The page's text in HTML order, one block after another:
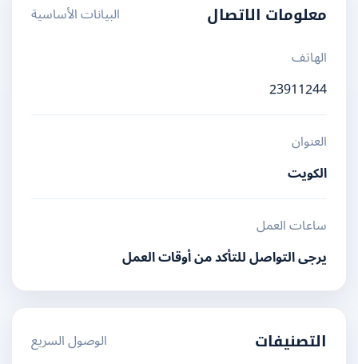
معلومات الاتصال
البيانات الأساسية
الهاتف
23911244
العنوان
الكويت
ساعات العمل
يرجى التواصل للتأكد من أوقات العمل
التصنيفات الوصول السريع